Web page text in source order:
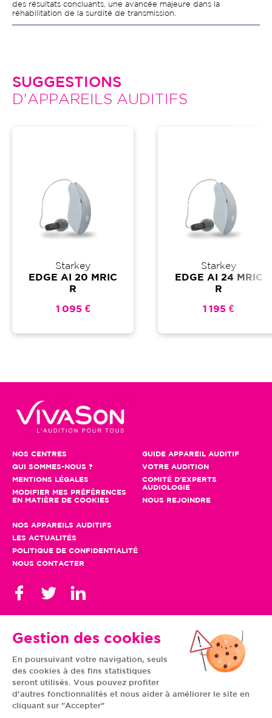
Gestion des cookies
En poursuivant votre navigation, seuls
des cookies à des fins statistiques
seront utilisés. Vous pouvez profiter
d'autres fonctionnalités et nous aider à améliorer le site en
cliquant sur "Accepter"
des résultats concluants, une avancée majeure dans la
réhabilitation de la surdité de transmission.
SUGGESTIONS
D'APPAREILS AUDITIFS
Starkey
EDGE AI 20 MRIC
R
1 095 €
Starkey
EDGE AI 24 MRIC
R
1 195 €
NOS CENTRES
QUI SOMMES-NOUS ?
MENTIONS LÉGALES
MODIFIER MES PRÉFÉRENCES
EN MATIÈRE DE COOKIES
GUIDE APPAREIL AUDITIF
VOTRE AUDITION
COMITÉ D'EXPERTS
AUDIOLOGIE
NOUS REJOINDRE
NOS APPAREILS AUDITIFS
LES ACTUALITÉS
POLITIQUE DE CONFIDENTIALITÉ
NOUS CONTACTER
TOUS NOS CENTRES
AUVERGNE-RHÔNE-
ALPES
BOURGOGNE-
FRANCHE-COMTÉ
BRETAGNE
CENTRE-VAL DE LOIRE
GRAND EST
ÎLE-DE-FRANCE